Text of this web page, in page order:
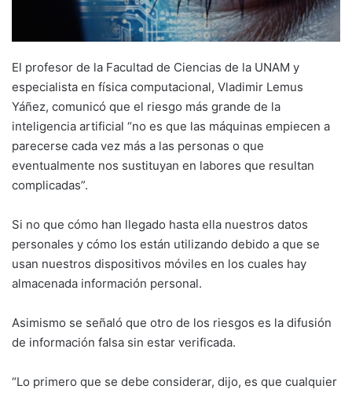
El profesor de la Facultad de Ciencias de la UNAM y
especialista en física computacional, Vladimir Lemus
Yáñez, comunicó que el riesgo más grande de la
inteligencia artificial “no es que las máquinas empiecen a
parecerse cada vez más a las personas o que
eventualmente nos sustituyan en labores que resultan
complicadas”.
Si no que cómo han llegado hasta ella nuestros datos
personales y cómo los están utilizando debido a que se
usan nuestros dispositivos móviles en los cuales hay
almacenada información personal.
Asimismo se señaló que otro de los riesgos es la difusión
de información falsa sin estar verificada.
“Lo primero que se debe considerar, dijo, es que cualquier